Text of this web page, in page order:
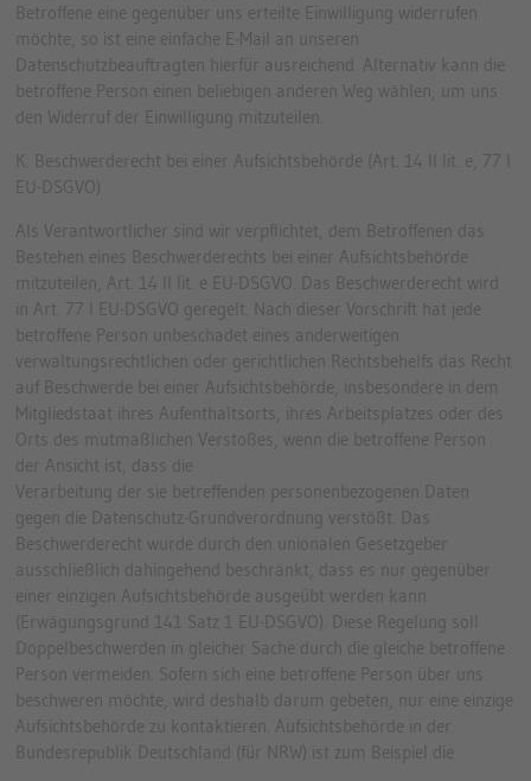
Betroffene eine gegenüber uns erteilte Einwilligung widerrufen
möchte, so ist eine einfache E-Mail an unseren
Datenschutzbeauftragten hierfür ausreichend. Alternativ kann die
betroffene Person einen beliebigen anderen Weg wählen, um uns
den Widerruf der Einwilligung mitzuteilen.
K. Beschwerderecht bei einer Aufsichtsbehörde (Art. 14 II lit. e, 77 I
EU-DSGVO)
Als Verantwortlicher sind wir verpflichtet, dem Betroffenen das
Bestehen eines Beschwerderechts bei einer Aufsichtsbehörde
mitzuteilen, Art. 14 II lit. e EU-DSGVO. Das Beschwerderecht wird
in Art. 77 I EU-DSGVO geregelt. Nach dieser Vorschrift hat jede
betroffene Person unbeschadet eines anderweitigen
verwaltungsrechtlichen oder gerichtlichen Rechtsbehelfs das Recht
auf Beschwerde bei einer Aufsichtsbehörde, insbesondere in dem
Mitgliedstaat ihres Aufenthaltsorts, ihres Arbeitsplatzes oder des
Orts des mutmaßlichen Verstoßes, wenn die betroffene Person
der Ansicht ist, dass die
Verarbeitung der sie betreffenden personenbezogenen Daten
gegen die Datenschutz-Grundverordnung verstößt. Das
Beschwerderecht wurde durch den unionalen Gesetzgeber
ausschließlich dahingehend beschränkt, dass es nur gegenüber
einer einzigen Aufsichtsbehörde ausgeübt werden kann
(Erwägungsgrund 141 Satz 1 EU-DSGVO). Diese Regelung soll
Doppelbeschwerden in gleicher Sache durch die gleiche betroffene
Person vermeiden. Sofern sich eine betroffene Person über uns
beschweren möchte, wird deshalb darum gebeten, nur eine einzige
Aufsichtsbehörde zu kontaktieren. Aufsichtsbehörde in der
Bundesrepublik Deutschland (für NRW) ist zum Beispiel die